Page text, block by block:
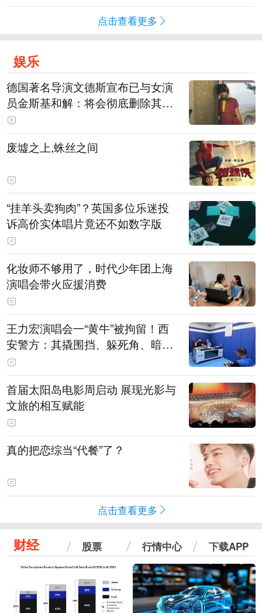
点击查看更多
娱乐
德国著名导演文德斯宣布已与女演
员金斯基和解：将会彻底删除其上
身裸露的画面
废墟之上,蛛丝之间
“挂羊头卖狗肉”？英国多位乐迷投
诉高价实体唱片竟还不如数字版
化妆师不够用了，时代少年团上海
演唱会带火应援消费
王力宏演唱会一“黄牛”被拘留！西
安警方：其撬围挡、躲死角、暗地
带10人入场
首届太阳岛电影周启动 展现光影与
文旅的相互赋能
真的把恋综当“代餐”了？
点击查看更多
财经 股票 行情中心 下载APP